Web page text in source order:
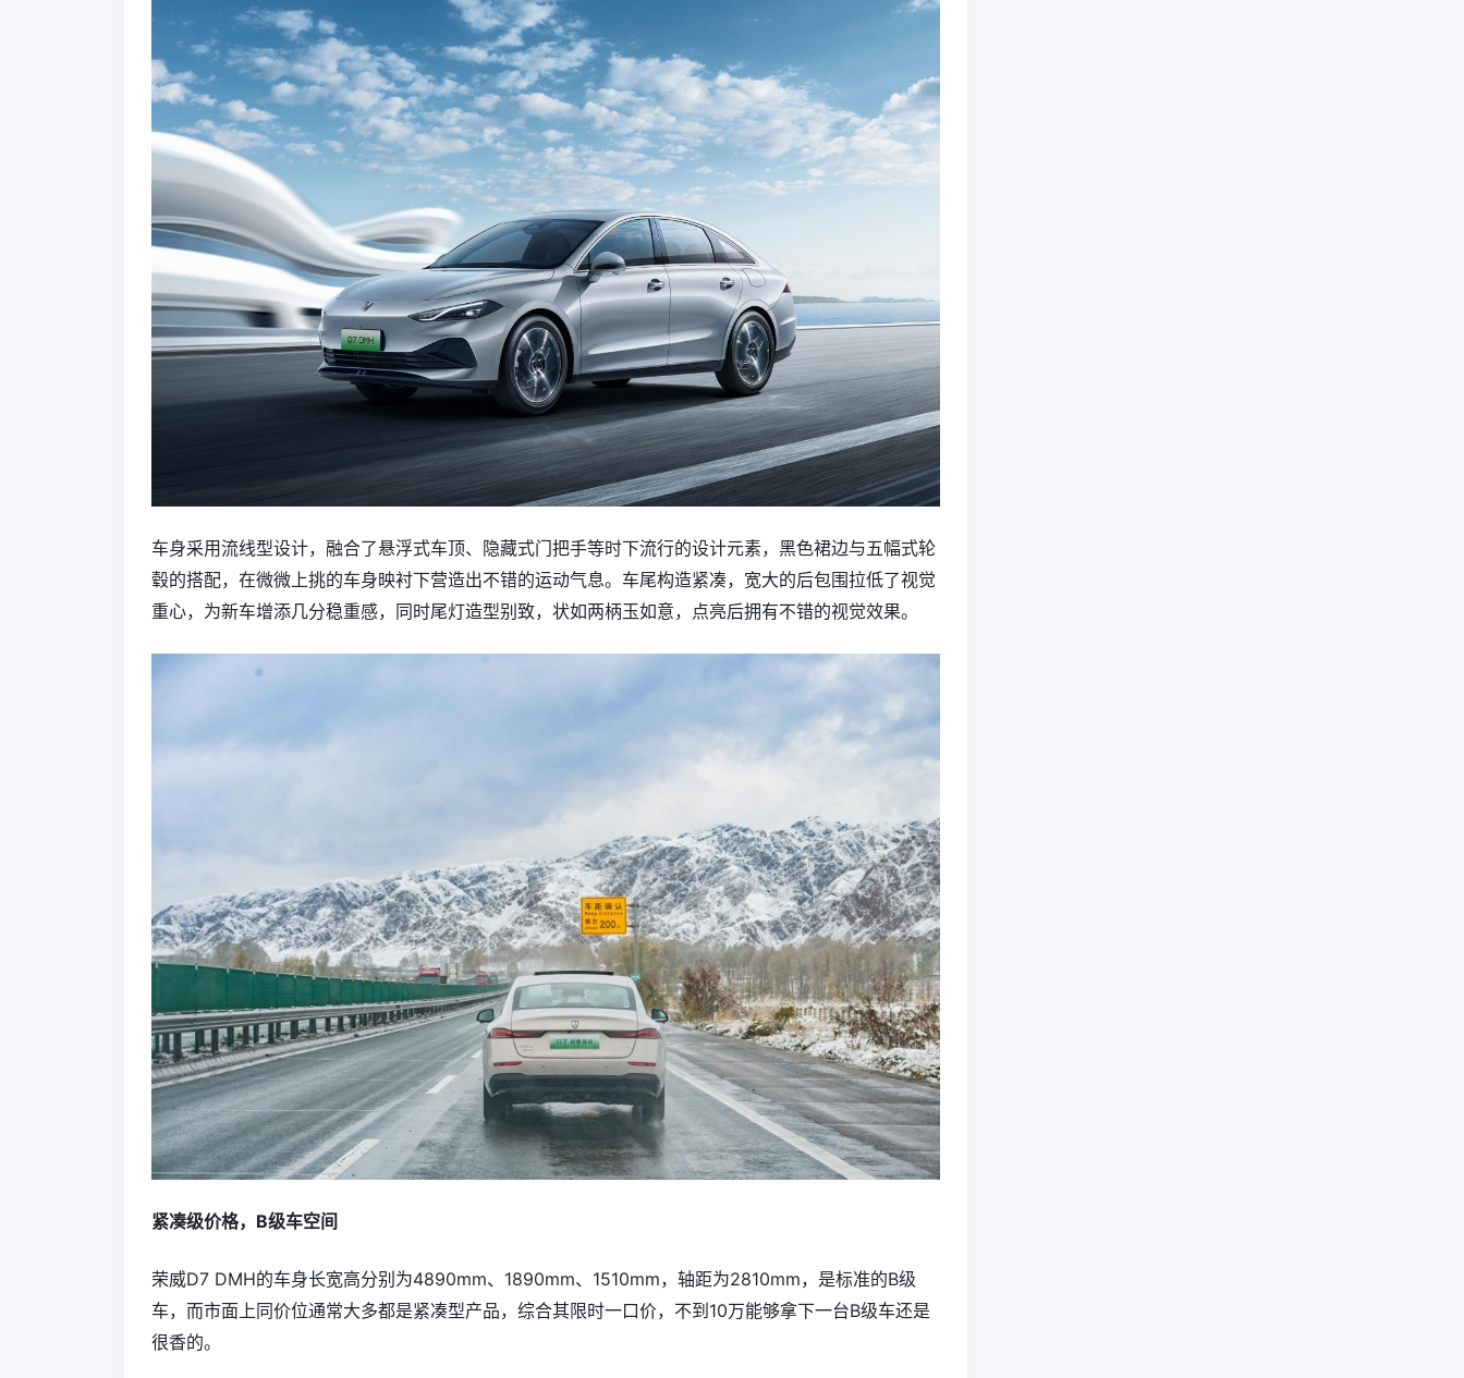
车身采用流线型设计，融合了悬浮式车顶、隐藏式门把手等时下流行的设计元素，黑色裙边与五幅式轮
毂的搭配，在微微上挑的车身映衬下营造出不错的运动气息。车尾构造紧凑，宽大的后包围拉低了视觉
重心，为新车增添几分稳重感，同时尾灯造型别致，状如两柄玉如意，点亮后拥有不错的视觉效果。
紧凑级价格，B级车空间
荣威D7 DMH的车身长宽高分别为4890mm、1890mm、1510mm，轴距为2810mm，是标准的B级
车，而市面上同价位通常大多都是紧凑型产品，综合其限时一口价，不到10万能够拿下一台B级车还是
很香的。